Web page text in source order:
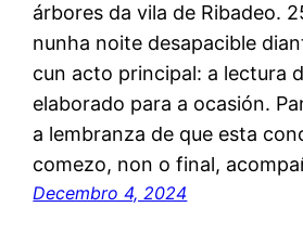
árbores da vila de Ribadeo.
nunha noite desapacible
cun acto principal: a lectura
elaborado para a ocasión.
a lembranza de que esta
comezo, non o final,
Decembro 4, 2024